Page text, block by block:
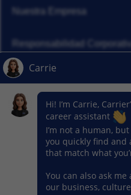
Nuestra Empresa
Responsabilidad
Noticias
Nuestros Segmentos
© 2026 Carrier. Todos